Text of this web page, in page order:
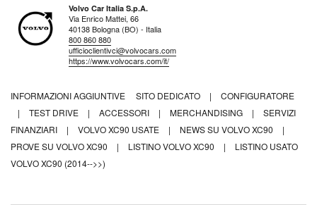
Volvo Car Italia S.p.A.
Via Enrico Mattei, 66
40138 Bologna (BO) - Italia
800 860 880
ufficioclientivci@volvocars.com
https://www.volvocars.com/it/
INFORMAZIONI AGGIUNTIVE SITO DEDICATO |
CONFIGURATORE
|
TEST DRIVE | ACCESSORI | MERCHANDISING |
SERVIZI
FINANZIARI
| VOLVO XC90 USATE | NEWS SU VOLVO XC90
|
PROVE SU VOLVO XC90
| LISTINO VOLVO XC90 |
LISTINO USATO
VOLVO XC90 (2014-->>)